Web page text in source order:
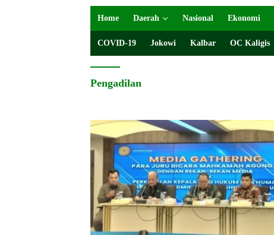
Home Daerah Nasional Ekonomi
COVID-19 Jokowi Kalbar OC Kaligis
Pengadilan